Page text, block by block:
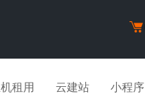
租用 云建站 小程序